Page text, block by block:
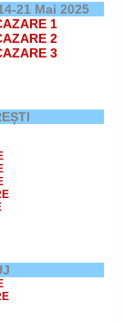
21 Mai 2025
1
2
3